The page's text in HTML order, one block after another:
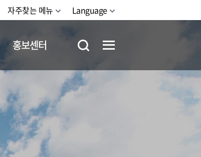
자주찾는 메뉴 Language
홍보센터